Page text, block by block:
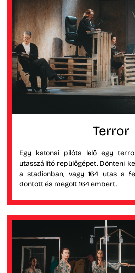
Terror
Egy katonai pilóta lelő egy
utasszállító repülőgépet. Dönteni
a stadionban, vagy 164 utas a
döntött és megölt 164 embert.